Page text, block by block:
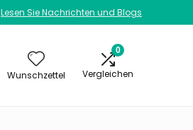
Lesen Sie Nachrichten und Blogs
Wunschzettel
0
Vergleichen